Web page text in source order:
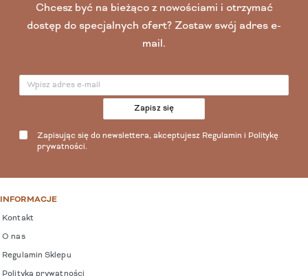
Chcesz być na bieżąco z nowościami i otrzymać
dostęp do specjalnych ofert? Zostaw swój adres e-
mail.
Zapisz się
Zapisując się do newslettera, akceptujesz Regulamin i Politykę
prywatności.
INFORMACJE
Kontakt
O nas
Regulamin Sklepu